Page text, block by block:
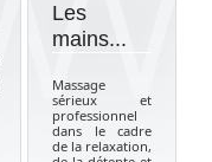
Les
mains...
Massage
sérieux et
professionnel
dans le cadre
de la relaxation,